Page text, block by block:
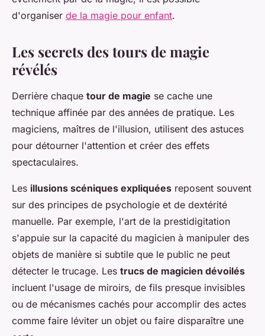
d'organiser de la magie pour enfant.
Les secrets des tours de magie
révélés
Derrière chaque tour de magie se cache une
technique affinée par des années de pratique. Les
magiciens, maîtres de l'illusion, utilisent des astuces
pour détourner l'attention et créer des effets
spectaculaires.
Les illusions scéniques expliquées reposent souvent
sur des principes de psychologie et de dextérité
manuelle. Par exemple, l'art de la prestidigitation
s'appuie sur la capacité du magicien à manipuler des
objets de manière si subtile que le public ne peut
détecter le trucage. Les trucs de magicien dévoilés
incluent l'usage de miroirs, de fils presque invisibles
ou de mécanismes cachés pour accomplir des actes
comme faire léviter un objet ou faire disparaître une